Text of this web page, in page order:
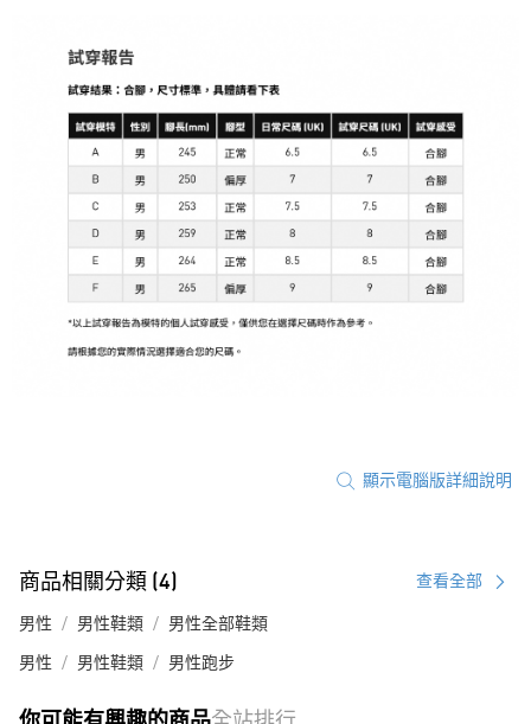
顯示電腦版詳細說明
商品相關分類 (4) 查看全部
男性 男性鞋類 男性全部鞋類
男性 男性鞋類 男性跑步